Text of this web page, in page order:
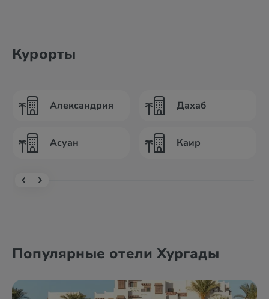
Курорты
Александрия
Асуан
Дахаб
Каир
Популярные отели Хургады